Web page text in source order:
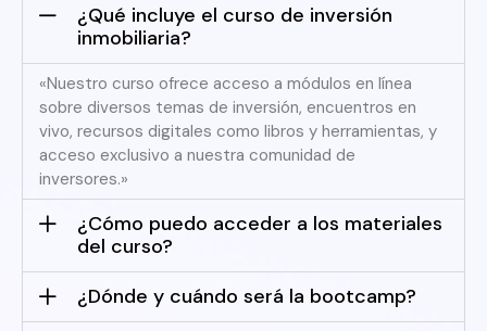
¿Qué incluye el curso de inversión
inmobiliaria?
«Nuestro curso ofrece acceso a módulos en línea
sobre diversos temas de inversión, encuentros en
vivo, recursos digitales como libros y herramientas, y
acceso exclusivo a nuestra comunidad de
inversores.»
¿Cómo puedo acceder a los materiales
del curso?
¿Dónde y cuándo será la bootcamp?